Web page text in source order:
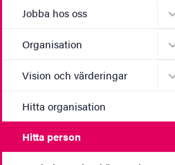
Jobba hos oss
Organisation
Vision och värderingar
Hitta organisation
Hitta person